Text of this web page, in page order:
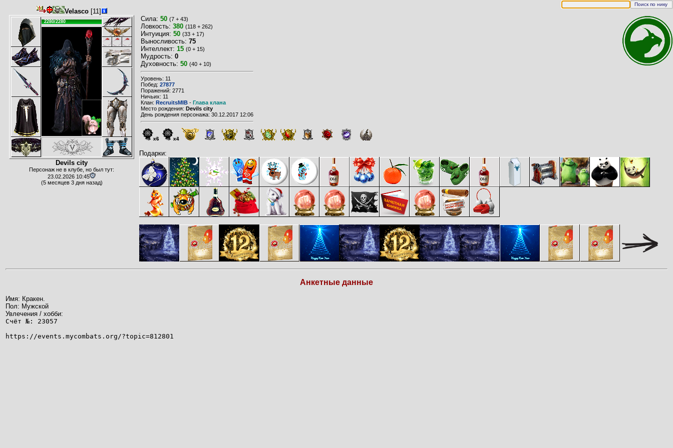
Velasco[11]
2280/2280
Devils city
Персонаж не в клубе, но был тут:
23.02.2026 10:45
(5 месяцев 3 дня назад)
Сила: 50 (7 + 43)
Ловкость: 380 (118 + 262)
Интуиция: 50 (33 + 17)
Выносливость: 75
Интеллект: 15 (0 + 15)
Мудрость: 0
Духовность: 50 (40 + 10)
Уровень: 11
Побед: 27877
Поражений: 2771
Ничьих: 11
Клан: RecruitsMIB - Глава клана
Место рождения: Devils city
День рождения персонажа: 30.12.2017 12:06
x6 x4
Подарки:
Анкетные данные
Имя: Кракен.
Пол: Мужской
Увлечения / хобби:
Счёт №: 23057
https://events.mycombats.org/?topic=812801